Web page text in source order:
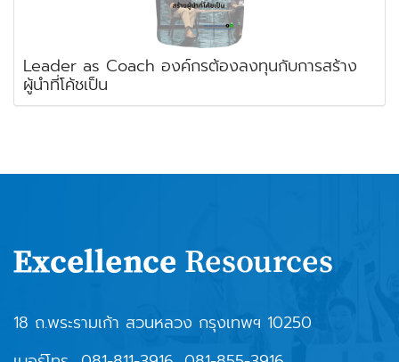
Leader as Coach องค์กรต้องลงทุนกับการสร้าง
ผู้นำที่โค้ชเป็น
18 ถ.พระรามเก้า สวนหลวง กรุงเทพฯ 10250